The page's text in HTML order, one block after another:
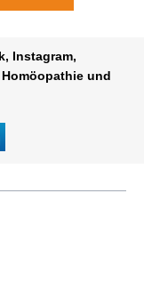
Instagram,
und